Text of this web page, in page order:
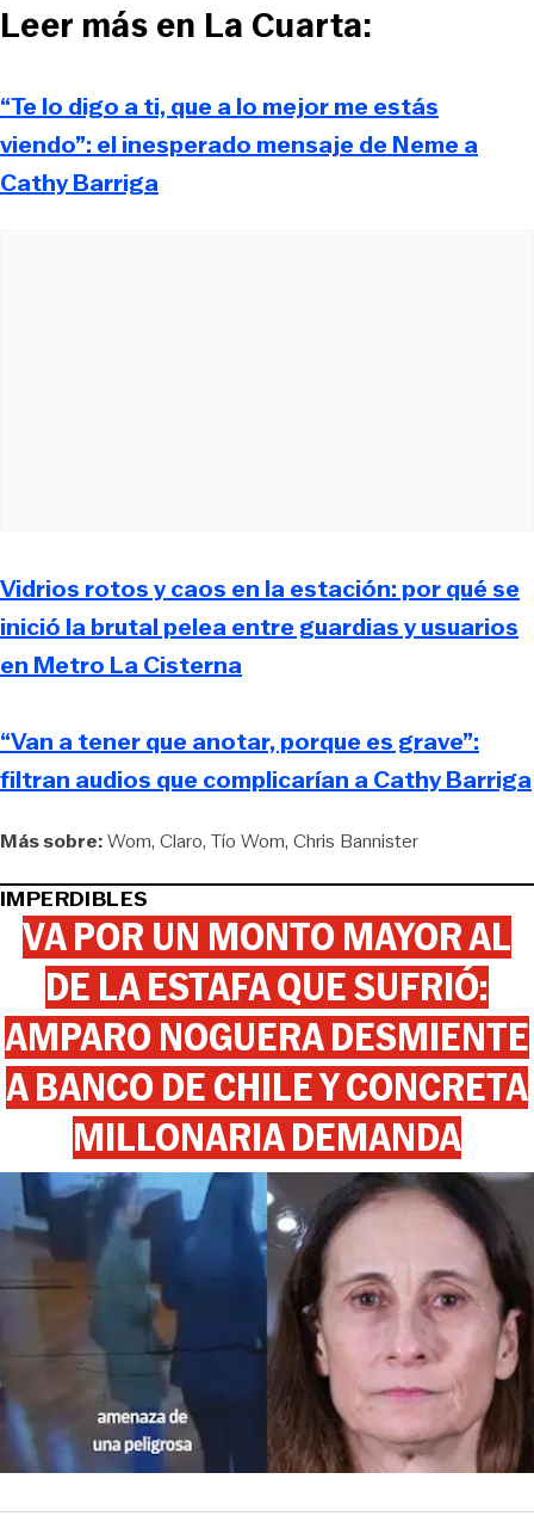
Leer más en La Cuarta:
“Te lo digo a ti, que a lo mejor me estás
viendo”: el inesperado mensaje de Neme a
Cathy Barriga
Vidrios rotos y caos en la estación: por qué se
inició la brutal pelea entre guardias y usuarios
en Metro La Cisterna
“Van a tener que anotar, porque es grave”:
filtran audios que complicarían a Cathy Barriga
Más sobre:Wom Claro Tío Wom Chris Bannister
IMPERDIBLES
VA POR UN MONTO MAYOR AL
DE LA ESTAFA QUE SUFRIÓ:
AMPARO NOGUERA DESMIENTE
A BANCO DE CHILE Y CONCRETA
MILLONARIA DEMANDA